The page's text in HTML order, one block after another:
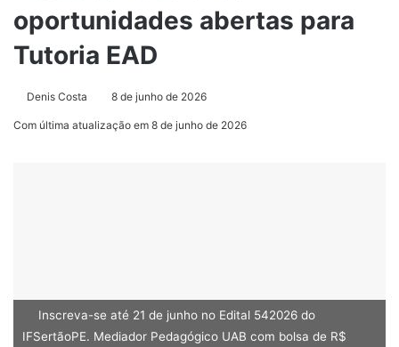
oportunidades abertas para
Tutoria EAD
Denis Costa 8 de junho de 2026
Com última atualização em 8 de junho de 2026
Inscreva-se até 21 de junho no Edital 542026 do
IFSertãoPE. Mediador Pedagógico UAB com bolsa de R$